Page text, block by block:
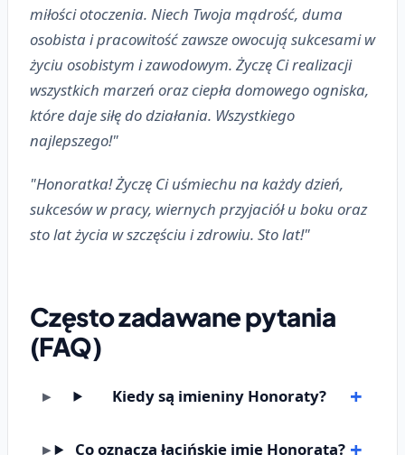
miłości otoczenia. Niech Twoja mądrość, duma
osobista i pracowitość zawsze owocują sukcesami w
życiu osobistym i zawodowym. Życzę Ci realizacji
wszystkich marzeń oraz ciepła domowego ogniska,
które daje siłę do działania. Wszystkiego
najlepszego!"
"Honoratka! Życzę Ci uśmiechu na każdy dzień,
sukcesów w pracy, wiernych przyjaciół u boku oraz
sto lat życia w szczęściu i zdrowiu. Sto lat!"
Często zadawane pytania
(FAQ)
Kiedy są imieniny Honoraty?
Co oznacza łacińskie imię Honorata?